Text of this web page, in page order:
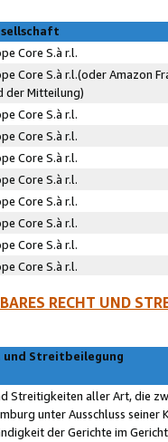
Core S.à r.l.
Core S.à r.l.(oder Amazon
der Mitteilung)
Core S.à r.l.
Core S.à r.l.
Core S.à r.l.
Core S.à r.l.
Core S.à r.l.
Core S.à r.l.
Core S.à r.l.
Core S.à r.l.
RECHT UND
und Streitbeilegung
Streitigkeiten aller Art, die
unter Ausschluss
der Gerichte im